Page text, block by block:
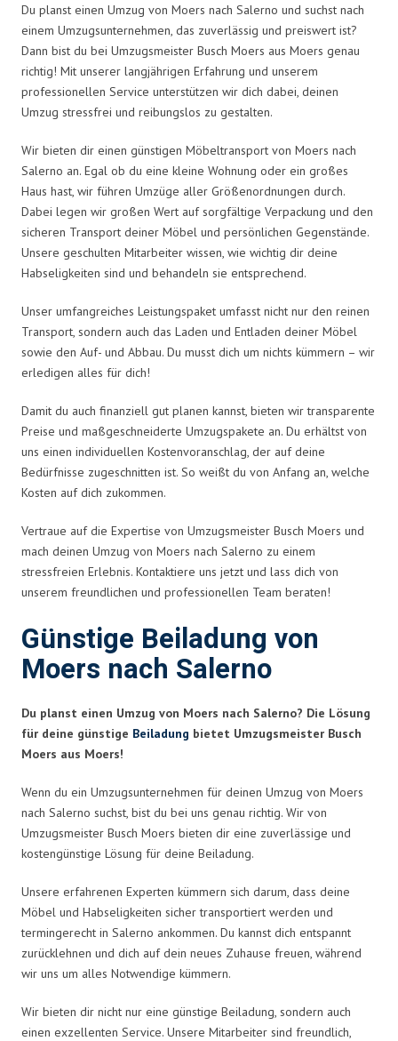
Du planst einen Umzug von Moers nach Salerno und suchst nach
einem Umzugsunternehmen, das zuverlässig und preiswert ist?
Dann bist du bei Umzugsmeister Busch Moers aus Moers genau
richtig! Mit unserer langjährigen Erfahrung und unserem
professionellen Service unterstützen wir dich dabei, deinen
Umzug stressfrei und reibungslos zu gestalten.
Wir bieten dir einen günstigen Möbeltransport von Moers nach
Salerno an. Egal ob du eine kleine Wohnung oder ein großes
Haus hast, wir führen Umzüge aller Größenordnungen durch.
Dabei legen wir großen Wert auf sorgfältige Verpackung und den
sicheren Transport deiner Möbel und persönlichen Gegenstände.
Unsere geschulten Mitarbeiter wissen, wie wichtig dir deine
Habseligkeiten sind und behandeln sie entsprechend.
Unser umfangreiches Leistungspaket umfasst nicht nur den reinen
Transport, sondern auch das Laden und Entladen deiner Möbel
sowie den Auf- und Abbau. Du musst dich um nichts kümmern – wir
erledigen alles für dich!
Damit du auch finanziell gut planen kannst, bieten wir transparente
Preise und maßgeschneiderte Umzugspakete an. Du erhältst von
uns einen individuellen Kostenvoranschlag, der auf deine
Bedürfnisse zugeschnitten ist. So weißt du von Anfang an, welche
Kosten auf dich zukommen.
Vertraue auf die Expertise von Umzugsmeister Busch Moers und
mach deinen Umzug von Moers nach Salerno zu einem
stressfreien Erlebnis. Kontaktiere uns jetzt und lass dich von
unserem freundlichen und professionellen Team beraten!
Günstige Beiladung von
Moers nach Salerno
Du planst einen Umzug von Moers nach Salerno? Die Lösung
für deine günstige Beiladung bietet Umzugsmeister Busch
Moers aus Moers!
Wenn du ein Umzugsunternehmen für deinen Umzug von Moers
nach Salerno suchst, bist du bei uns genau richtig. Wir von
Umzugsmeister Busch Moers bieten dir eine zuverlässige und
kostengünstige Lösung für deine Beiladung.
Unsere erfahrenen Experten kümmern sich darum, dass deine
Möbel und Habseligkeiten sicher transportiert werden und
termingerecht in Salerno ankommen. Du kannst dich entspannt
zurücklehnen und dich auf dein neues Zuhause freuen, während
wir uns um alles Notwendige kümmern.
Wir bieten dir nicht nur eine günstige Beiladung, sondern auch
einen exzellenten Service. Unsere Mitarbeiter sind freundlich,